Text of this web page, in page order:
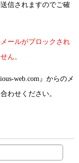
信されますのでご確
ールがブロックされ
ん。
web.com』からのメ
わせください。